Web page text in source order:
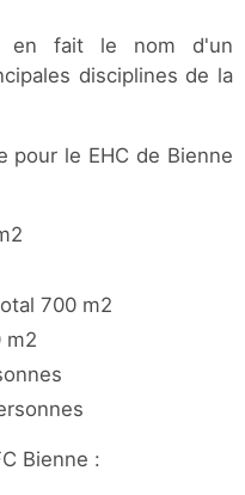
en fait le nom d'un
disciplines de la
pour le EHC de Bienne
700 m2
m2
Bienne :